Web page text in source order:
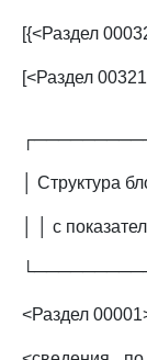
[{<Раздел
[<Раздел
│ Структура
│ │ с
<Раздел